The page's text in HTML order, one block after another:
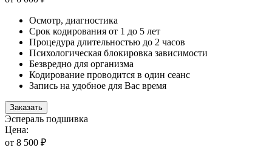
Осмотр, диагностика
Срок кодирования от 1 до 5 лет
Процедура длительностью до 2 часов
Психологическая блокировка зависимости
Безвредно для организма
Кодирование проводится в один сеанс
Запись на удобное для Вас время
Заказать
Эспераль подшивка
Цена:
от 8 500 ₽